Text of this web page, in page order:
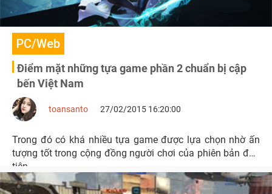
PC/Web
Điểm mặt những tựa game phần 2 chuẩn bị cập
bến Việt Nam
toansanto 27/02/2015 16:20:00
Trong đó có khá nhiều tựa game được lựa chọn nhờ ấn
tượng tốt trong cộng đồng người chơi của phiên bản đầu
tiên.